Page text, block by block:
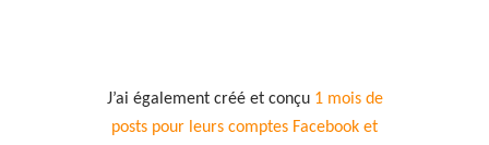
J’ai également créé et conçu 1 mois de
posts pour leurs comptes Facebook et